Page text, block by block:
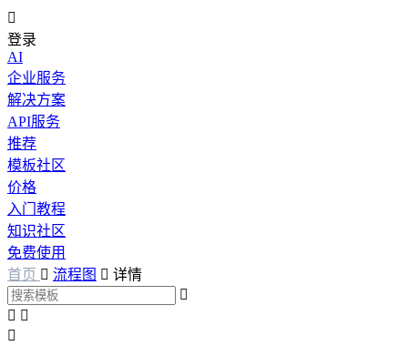

登录
AI
企业服务
解决方案
API服务
推荐
模板社区
价格
入门教程
知识社区
免费使用
首页  流程图  详情

 
